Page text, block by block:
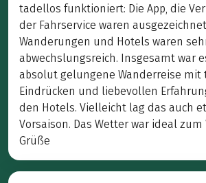
tadellos funktioniert: Die App, die
der Fahrservice waren
Wanderungen und Hotels waren
abwechslungsreich. Insgesamt war
absolut gelungene Wanderreise mit
Eindrücken und liebevollen
den Hotels. Vielleicht lag das auch
Vorsaison. Das Wetter war ideal zum
Grüße